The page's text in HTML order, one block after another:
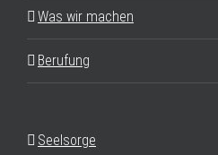
Was wir machen
Berufung
Seelsorge